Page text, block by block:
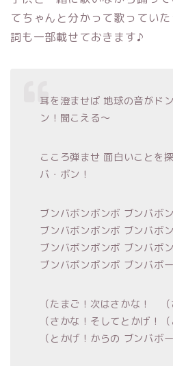
てちゃんと分かって歌ってい
詞も一部載せておきます♪
耳を澄ませば 地球の音がド
ン！聞こえる～
こころ弾ませ 面白いことを
バ・ボン！
ブンバボンボンボ ブンバボ
ブンバボンボンボ ブンバボ
ブンバボンボンボ ブンバボ
ブンバボンボンボ ブンバボ
（たまご！次はさかな！ （
（さかな！そしてとかげ！（
（とかげ！からの ブンバボー